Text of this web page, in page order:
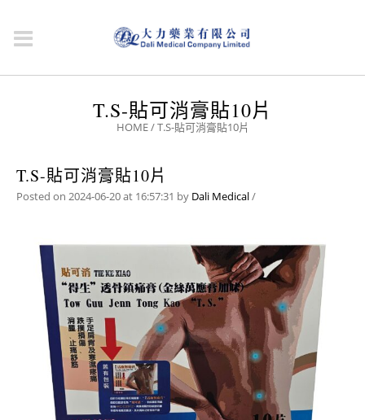
T.S-貼可消膏貼10片
HOME/T.S-貼可消膏貼10片
T.S-貼可消膏貼10片
Posted on 2024-06-20 at 16:57:31 by Dali Medical/